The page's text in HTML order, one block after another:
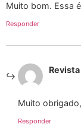
Muito bom. Essa
Responder
Muito
Responder